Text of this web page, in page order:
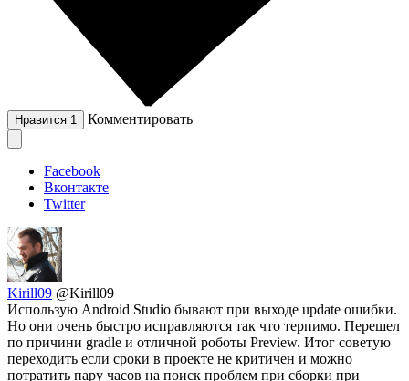
Нравится 1 Комментировать
Facebook
Вконтакте
Twitter
Kirill09 @Kirill09
Использую Android Studio бывают при выходе update ошибки.
Но они очень быстро исправляются так что терпимо. Перешел
по причини gradle и отличной роботы Preview. Итог советую
переходить если сроки в проекте не критичен и можно
потратить пару часов на поиск проблем при сборки при